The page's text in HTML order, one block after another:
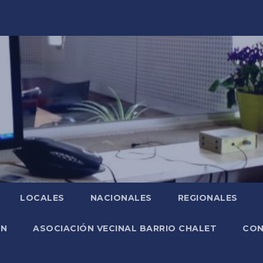
LOCALES NACIONALES REGIONALES
ASOCIACIÓN VECINAL BARRIO CHALET